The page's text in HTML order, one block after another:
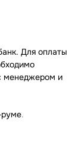
Для оплаты
менеджером и
.